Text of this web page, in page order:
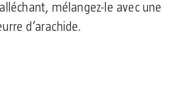
mélangez-le avec une
d’arachide.